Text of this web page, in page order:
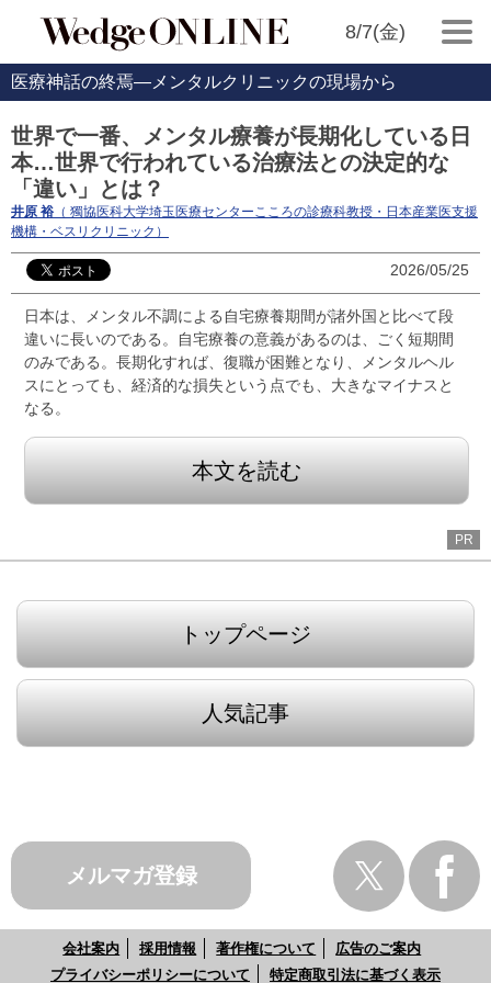
8/7(金)
医療神話の終焉―メンタルクリニックの現場から
世界で一番、メンタル療養が長期化している日
本…世界で行われている治療法との決定的な
「違い」とは？
井原 裕 （ 獨協医科大学埼玉医療センターこころの診療科教授・日本産業医支援
機構・ベスリクリニック）
2026/05/25
日本は、メンタル不調による自宅療養期間が諸外国と比べて段
違いに長いのである。自宅療養の意義があるのは、ごく短期間
のみである。長期化すれば、復職が困難となり、メンタルヘル
スにとっても、経済的な損失という点でも、大きなマイナスと
なる。
本文を読む
PR
トップページ
人気記事
メルマガ登録
会社案内 採用情報 著作権について
広告のご案内
プライバシーポリシーについて
特定商取引法に基づく表示